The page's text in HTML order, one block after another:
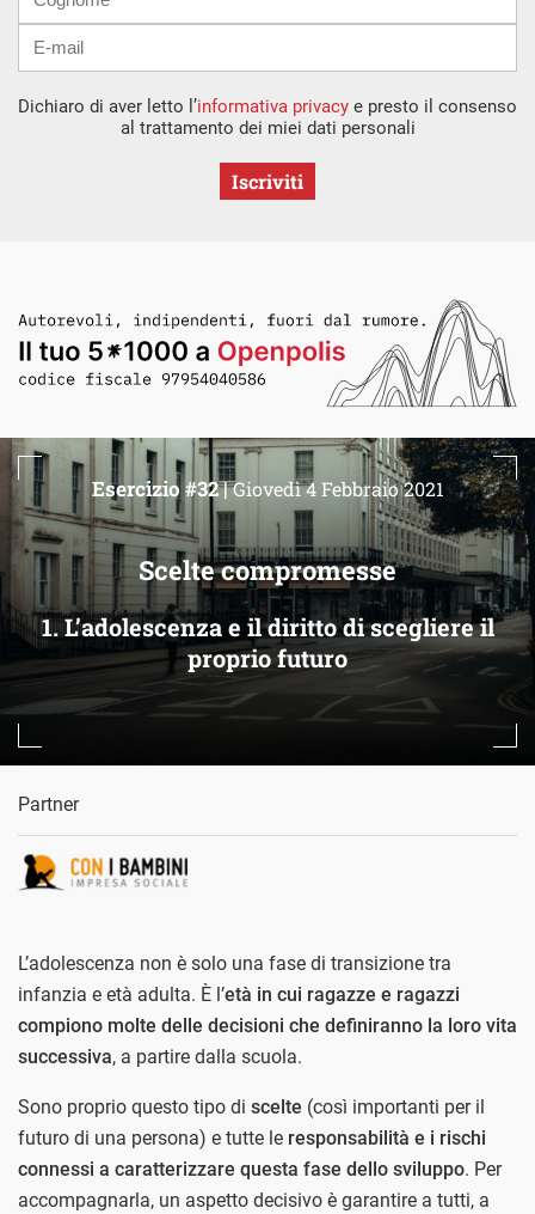
Dichiaro di aver letto l’informativa privacy e presto il consenso
al trattamento dei miei dati personali
Iscriviti
Scelte compromesse
1. L’adolescenza e il diritto di scegliere il
proprio futuro
Esercizio #32 |Giovedì 4 Febbraio 2021
Partner
L’adolescenza non è solo una fase di transizione tra
infanzia e età adulta. È l’età in cui ragazze e ragazzi
compiono molte delle decisioni che definiranno la loro vita
successiva, a partire dalla scuola.
Sono proprio questo tipo di scelte (così importanti per il
futuro di una persona) e tutte le responsabilità e i rischi
connessi a caratterizzare questa fase dello sviluppo. Per
accompagnarla, un aspetto decisivo è garantire a tutti, a